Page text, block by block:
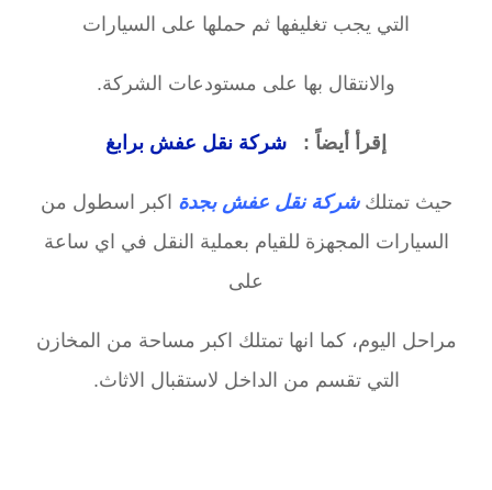
التي يجب تغليفها ثم حملها على السيارات
والانتقال بها على مستودعات الشركة.
إقرأ أيضاً : شركة نقل عفش برابغ
حيث تمتلكشركة نقل عفش بجدة اكبر اسطول من
السيارات المجهزة للقيام بعملية النقل في اي ساعة
على
مراحل اليوم، كما انها تمتلك اكبر مساحة من المخازن
التي تقسم من الداخل لاستقبال الاثاث.